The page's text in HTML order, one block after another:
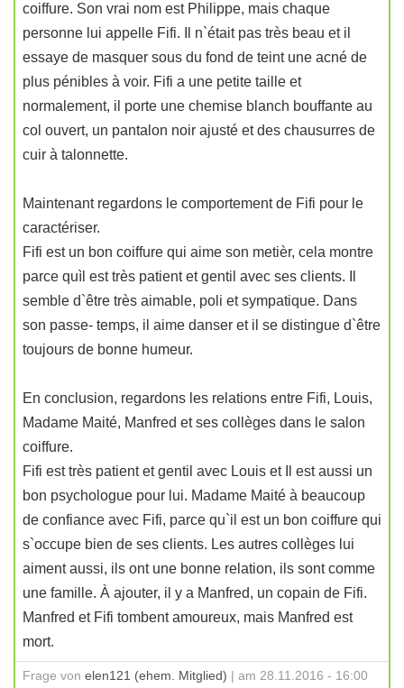
coiffure. Son vrai nom est Philippe, mais chaque
personne lui appelle Fifi. Il n`était pas très beau et il
essaye de masquer sous du fond de teint une acné de
plus pénibles à voir. Fifi a une petite taille et
normalement, il porte une chemise blanch bouffante au
col ouvert, un pantalon noir ajusté et des chausurres de
cuir à talonnette.
Maintenant regardons le comportement de Fifi pour le
caractériser.
Fifi est un bon coiffure qui aime son metièr, cela montre
parce quìl est très patient et gentil avec ses clients. Il
semble d`être très aimable, poli et sympatique. Dans
son passe- temps, il aime danser et il se distingue d`être
toujours de bonne humeur.
En conclusion, regardons les relations entre Fifi, Louis,
Madame Maité, Manfred et ses collèges dans le salon
coiffure.
Fifi est très patient et gentil avec Louis et Il est aussi un
bon psychologue pour lui. Madame Maité à beaucoup
de confiance avec Fifi, parce qu`il est un bon coiffure qui
s`occupe bien de ses clients. Les autres collèges lui
aiment aussi, ils ont une bonne relation, ils sont comme
une famille. À ajouter, il y a Manfred, un copain de Fifi.
Manfred et Fifi tombent amoureux, mais Manfred est
mort.
Frage von elen121 (ehem. Mitglied) | am 28.11.2016 - 16:00